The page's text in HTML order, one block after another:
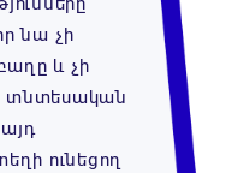
նա չի
և չի
տնտեսական
ունեցող